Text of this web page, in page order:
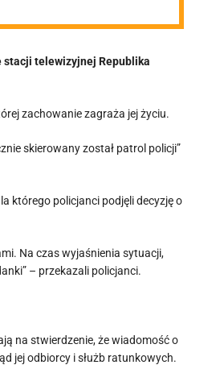
stacji telewizyjnej Republika
zachowanie zagraża jej życiu.
skierowany został patrol policji”
którego policjanci podjęli decyzję o
Na czas wyjaśnienia sytuacji,
– przekazali policjanci.
na stwierdzenie, że wiadomość o
jej odbiorcy i służb ratunkowych.